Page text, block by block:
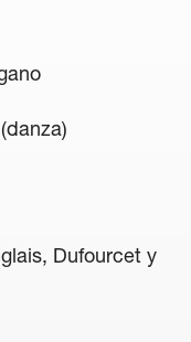
(danza)
Dufourcet y